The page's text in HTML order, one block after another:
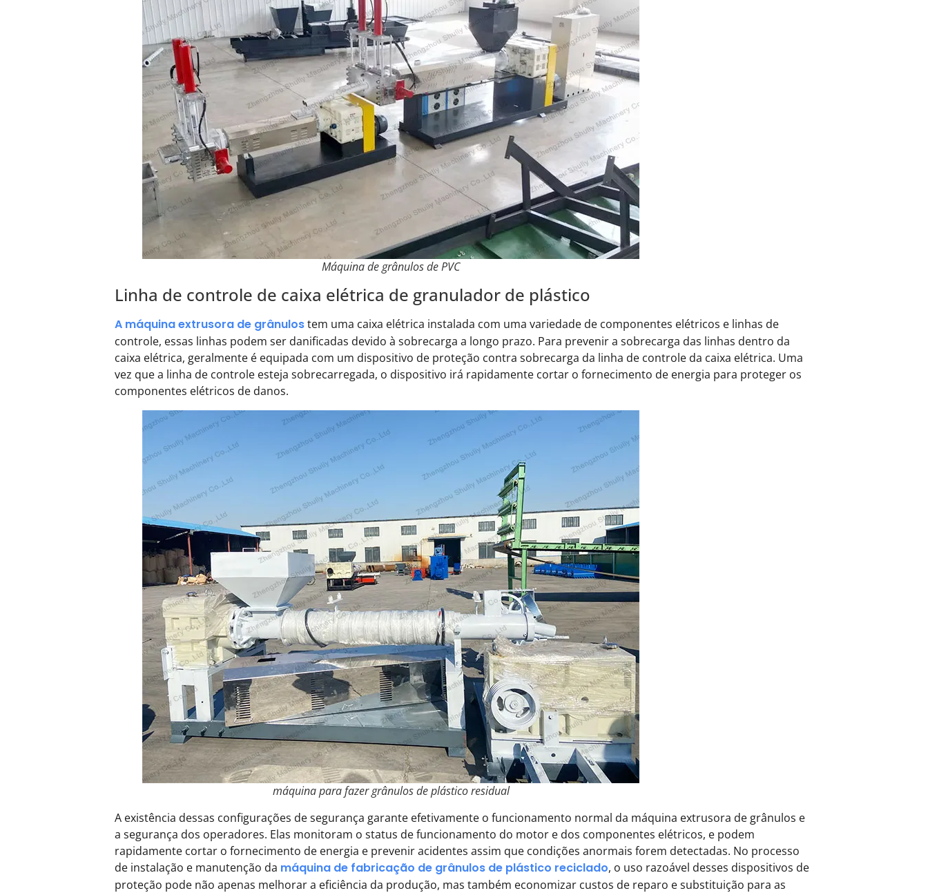
Máquina de grânulos de PVC
Linha de controle de caixa elétrica de granulador de plástico
A máquina extrusora de grânulostem uma caixa elétrica instalada com uma variedade de componentes elétricos e linhas de
controle, essas linhas podem ser danificadas devido à sobrecarga a longo prazo. Para prevenir a sobrecarga das linhas dentro da
caixa elétrica, geralmente é equipada com um dispositivo de proteção contra sobrecarga da linha de controle da caixa elétrica. Uma
vez que a linha de controle esteja sobrecarregada, o dispositivo irá rapidamente cortar o fornecimento de energia para proteger os
componentes elétricos de danos.
máquina para fazer grânulos de plástico residual
A existência dessas configurações de segurança garante efetivamente o funcionamento normal da máquina extrusora de grânulos e
a segurança dos operadores. Elas monitoram o status de funcionamento do motor e dos componentes elétricos, e podem
rapidamente cortar o fornecimento de energia e prevenir acidentes assim que condições anormais forem detectadas. No processo
de instalação e manutenção da máquina de fabricação de grânulos de plástico reciclado, o uso razoável desses dispositivos de
proteção pode não apenas melhorar a eficiência da produção, mas também economizar custos de reparo e substituição para as